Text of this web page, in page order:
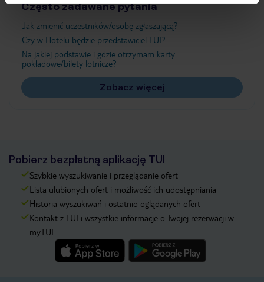
Często zadawane pytania
Jak zmienić uczestników/osobę zgłaszającą?
Czy w Hotelu będzie przedstawiciel TUI?
Na jakiej podstawie i gdzie otrzymam karty
pokładowe/bilety lotnicze?
Zobacz więcej
Pobierz bezpłatną aplikację TUI
Szybkie wyszukiwanie i przeglądanie ofert
Lista ulubionych ofert i możliwość ich udostępniania
Historia wyszukiwań i ostatnio oglądanych ofert
Kontakt z TUI i wszystkie informacje o Twojej rezerwacji w
myTUI